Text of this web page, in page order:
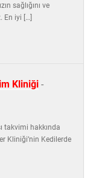
sağlığını ve
iyi […]
Kliniği -
takvimi hakkında
Kliniği’nin Kedilerde